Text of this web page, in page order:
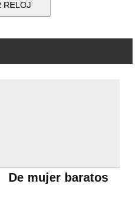
De mujer baratos